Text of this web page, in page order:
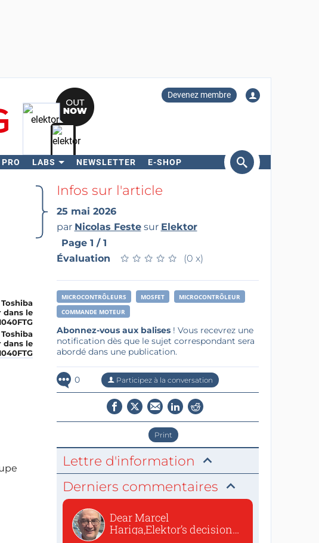
Devenez membre
LABS NEWSLETTER E-SHOP
Rechercher
le
Infos sur l'article
25 mai 2026
par Nicolas Festesur Elektor
Page 1 / 1
Évaluation
★ ★ ★ ★ ★
★ ★ ★ ★ ★ (0 x)
MICROCONTRÔLEURS MOSFET
MICROCONTRÔLEUR
COMMANDE MOTEUR
Abonnez-vous aux balises! Vous recevrez une
notification dès que le sujet correspondant sera
abordé dans une publication.
0 Participez à la conversation
Print
Lettre d'information
Derniers commentaires
Dear Marcel
Hariga,Elektor’s decision